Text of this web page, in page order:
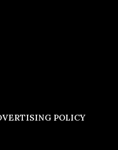
POLICY